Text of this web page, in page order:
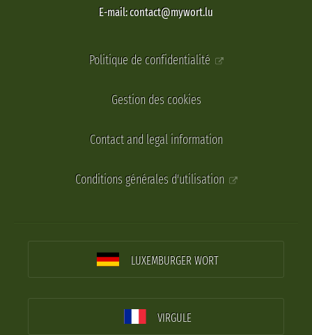
E-mail: contact@mywort.lu
Politique de confidentialité
Gestion des cookies
Contact and legal information
Conditions générales d'utilisation
LUXEMBURGER WORT
VIRGULE